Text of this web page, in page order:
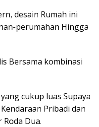
desain Rumah ini
perumahan Hingga
Bersama kombinasi
cukup luas Supaya
Pribadi dan
Dua.